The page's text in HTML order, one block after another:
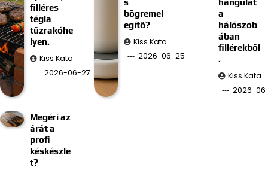
filléres
tégla
tűzrakóhe
lyen.
Kiss Kata
2026-06-27
bögremel
egítő?
Kiss Kata
2026-06-25
a
hálószob
ában
fillérekből
.
Kiss Kata
2026-
Megéri az
árát a
profi
késkészle
t?